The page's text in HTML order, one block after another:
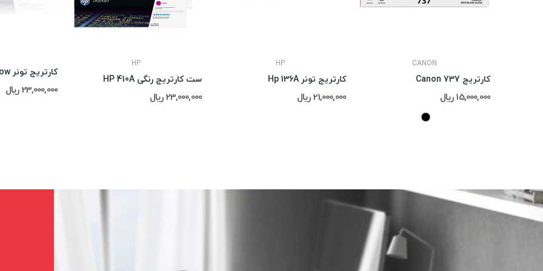
کارتریج تونر Hp 125A Yellow
23,000,000 ریال
HP
ست کارتریج رنگی HP 410A
23,000,000 ریال
HP
کارتریج تونر Hp 136A
21,000,000 ریال
CANON
کارتریج Canon 737
15,000,000 ریال